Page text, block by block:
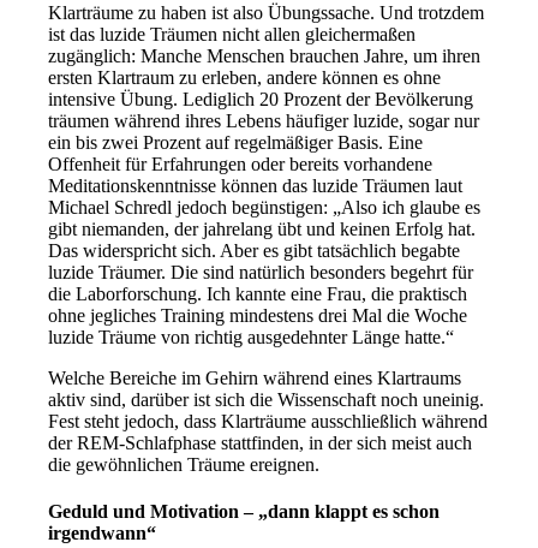
Klarträume zu haben ist also Übungssache. Und trotzdem
ist das luzide Träumen nicht allen gleichermaßen
zugänglich: Manche Menschen brauchen Jahre, um ihren
ersten Klartraum zu erleben, andere können es ohne
intensive Übung. Lediglich 20 Prozent der Bevölkerung
träumen während ihres Lebens häufiger luzide, sogar nur
ein bis zwei Prozent auf regelmäßiger Basis. Eine
Offenheit für Erfahrungen oder bereits vorhandene
Meditationskenntnisse können das luzide Träumen laut
Michael Schredl jedoch begünstigen: „Also ich glaube es
gibt niemanden, der jahrelang übt und keinen Erfolg hat.
Das widerspricht sich. Aber es gibt tatsächlich begabte
luzide Träumer. Die sind natürlich besonders begehrt für
die Laborforschung. Ich kannte eine Frau, die praktisch
ohne jegliches Training mindestens drei Mal die Woche
luzide Träume von richtig ausgedehnter Länge hatte.“
Welche Bereiche im Gehirn während eines Klartraums
aktiv sind, darüber ist sich die Wissenschaft noch uneinig.
Fest steht jedoch, dass Klarträume ausschließlich während
der REM-Schlafphase stattfinden, in der sich meist auch
die gewöhnlichen Träume ereignen.
Geduld und Motivation – „dann klappt es schon
irgendwann“